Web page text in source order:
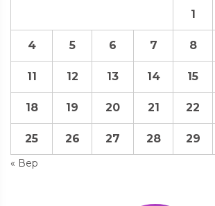
« Вер
1
4 5 6 7 8
11 12 13 14 15
18 19 20 21 22
25 26 27 28 29